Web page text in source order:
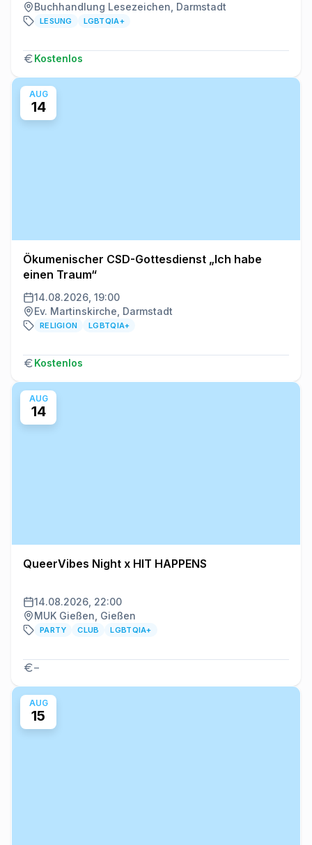
Buchhandlung Lesezeichen, Darmstadt
LESUNG LGBTQIA+
Kostenlos
AUG
14
Ökumenischer CSD-Gottesdienst „Ich habe
einen Traum“
14.08.2026, 19:00
Ev. Martinskirche, Darmstadt
RELIGION LGBTQIA+
Kostenlos
AUG
14
QueerVibes Night x HIT HAPPENS
14.08.2026, 22:00
MUK Gießen, Gießen
PARTY CLUB LGBTQIA+
–
AUG
15